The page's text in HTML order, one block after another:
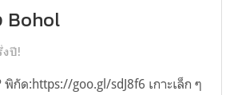
Bohol
งปี!
กัด:https://goo.gl/sdJ8f6 เกาะเล็ก ๆ